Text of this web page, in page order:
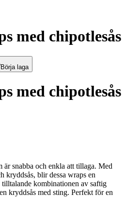
med chipotlesås
Börja laga
med chipotlesås
snabba och enkla att tillaga. Med
kryddsås, blir dessa wraps en
kombinationen av saftig
kryddsås med sting. Perfekt för en